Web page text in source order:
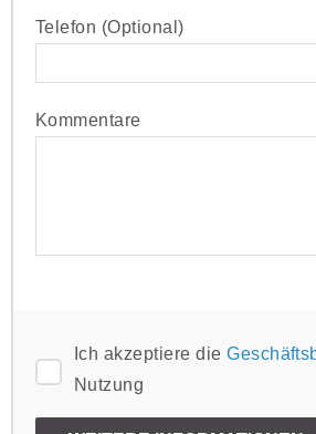
Telefon (Optional)
Kommentare
Ich akzeptiere die
Nutzung